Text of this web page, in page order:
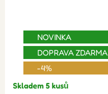
NOVINKA
DOPRAVA ZDARMA
-4%
Skladem 5 kusů